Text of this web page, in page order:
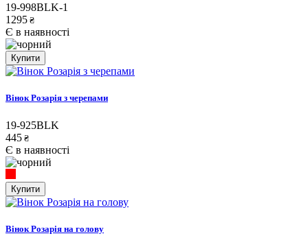
19-998BLK-1
1295 ₴
Є в наявності
Купити
Вінок Розарія з черепами
19-925BLK
445 ₴
Є в наявності
Купити
Вінок Розарія на голову